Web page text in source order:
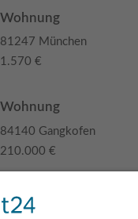
Wohnung
81247 München
1.570 €
Wohnung
84140 Gangkofen
210.000 €
Haus